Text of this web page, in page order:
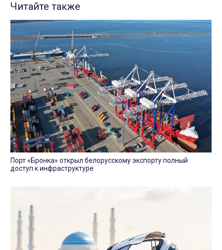
Читайте также
Порт «Бронка» открыл белорусскому экспорту полный
доступ к инфраструктуре